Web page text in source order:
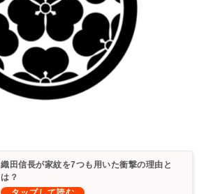
織田信長が家紋を7つも用いた衝撃の理由と
は？